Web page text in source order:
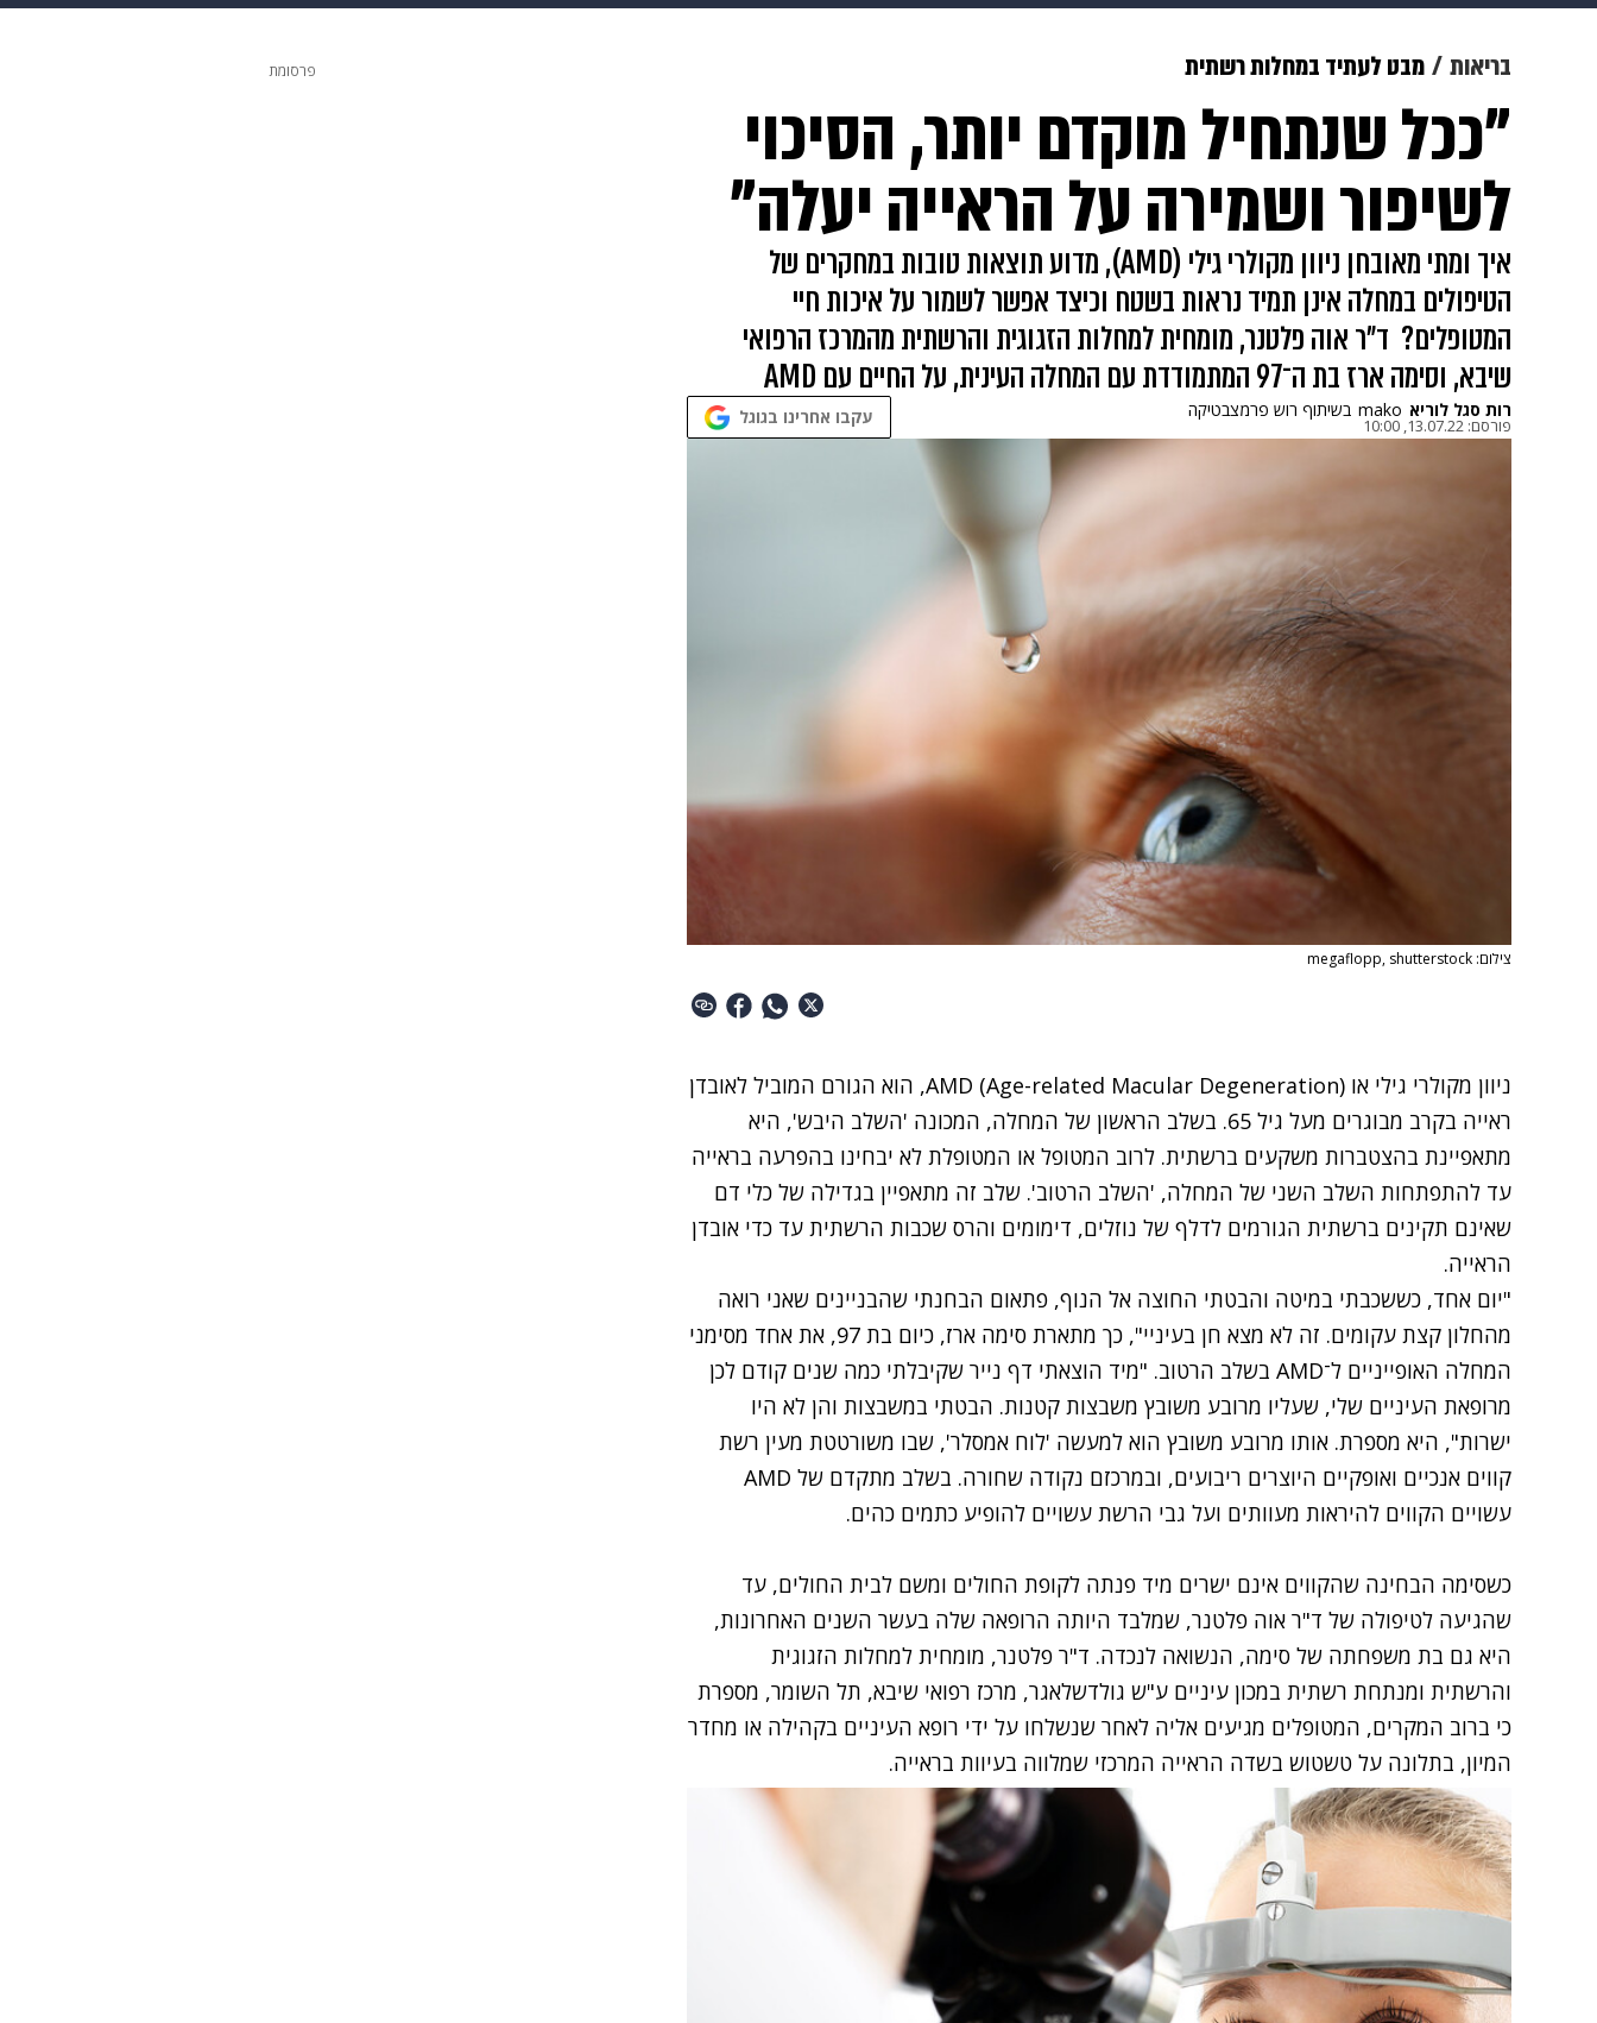
מוזיקה תרבות צבא וביטחון
דיגיטל גאווה משפט תשעה חודשים מתכונים פרויקטים מיוחדים
בריאות מבט לעתיד במחלות רשתית
"ככל שנתחיל מוקדם יותר, הסיכוי
לשיפור ושמירה על הראייה יעלה"
איך ומתי מאובחן ניוון מקולרי גילי (AMD), מדוע תוצאות טובות במחקרים של
הטיפולים במחלה אינן תמיד נראות בשטח וכיצד אפשר לשמור על איכות חיי
המטופלים? ד"ר אוה פלטנר, מומחית למחלות הזגוגית והרשתית מהמרכז הרפואי
שיבא, וסימה ארז בת ה־97 המתמודדת עם המחלה העינית, על החיים עם AMD
רות סגל לוריא mako בשיתוף רוש פרמצבטיקה
פורסם: 13.07.22, 10:00 עקבו אחרינו בגוגל
צילום: megaflopp, shutterstock
ניוון מקולרי גילי או AMD (Age-related Macular Degeneration), הוא הגורם המוביל לאובדן
ראייה בקרב מבוגרים מעל גיל 65. בשלב הראשון של המחלה, המכונה 'השלב היבש', היא
מתאפיינת בהצטברות משקעים ברשתית. לרוב המטופל או המטופלת לא יבחינו בהפרעה בראייה
עד להתפתחות השלב השני של המחלה, 'השלב הרטוב'. שלב זה מתאפיין בגדילה של כלי דם
שאינם תקינים ברשתית הגורמים לדלף של נוזלים, דימומים והרס שכבות הרשתית עד כדי אובדן
הראייה.
"יום אחד, כששכבתי במיטה והבטתי החוצה אל הנוף, פתאום הבחנתי שהבניינים שאני רואה
מהחלון קצת עקומים. זה לא מצא חן בעיניי", כך מתארת סימה ארז, כיום בת 97, את אחד מסימני
המחלה האופייניים ל־AMD בשלב הרטוב. "מיד הוצאתי דף נייר שקיבלתי כמה שנים קודם לכן
מרופאת העיניים שלי, שעליו מרובע משובץ משבצות קטנות. הבטתי במשבצות והן לא היו
ישרות", היא מספרת. אותו מרובע משובץ הוא למעשה 'לוח אמסלר', שבו משורטטת מעין רשת
קווים אנכיים ואופקיים היוצרים ריבועים, ובמרכזם נקודה שחורה. בשלב מתקדם של AMD
עשויים הקווים להיראות מעוותים ועל גבי הרשת עשויים להופיע כתמים כהים.
כשסימה הבחינה שהקווים אינם ישרים מיד פנתה לקופת החולים ומשם לבית החולים, עד
שהגיעה לטיפולה של ד"ר אוה פלטנר, שמלבד היותה הרופאה שלה בעשר השנים האחרונות,
היא גם בת משפחתה של סימה, הנשואה לנכדה. ד"ר פלטנר, מומחית למחלות הזגוגית
והרשתית ומנתחת רשתית במכון עיניים ע"ש גולדשלאגר, מרכז רפואי שיבא, תל השומר, מספרת
כי ברוב המקרים, המטופלים מגיעים אליה לאחר שנשלחו על ידי רופא העיניים בקהילה או מחדר
המיון, בתלונה על טשטוש בשדה הראייה המרכזי שמלווה בעיוות בראייה.
פרסומת